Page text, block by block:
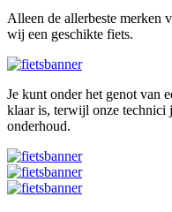
Alleen de allerbeste merken
wij een geschikte fiets.
Je kunt onder het genot van
klaar is, terwijl onze technici
onderhoud.